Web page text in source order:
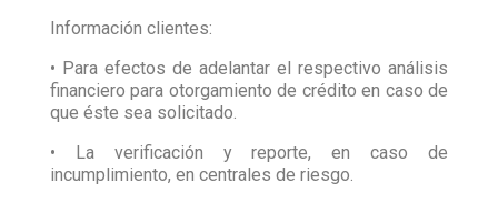
Información clientes:
• Para efectos de adelantar el respectivo análisis
financiero para otorgamiento de crédito en caso de
que éste sea solicitado.
• La verificación y reporte, en caso de
incumplimiento, en centrales de riesgo.